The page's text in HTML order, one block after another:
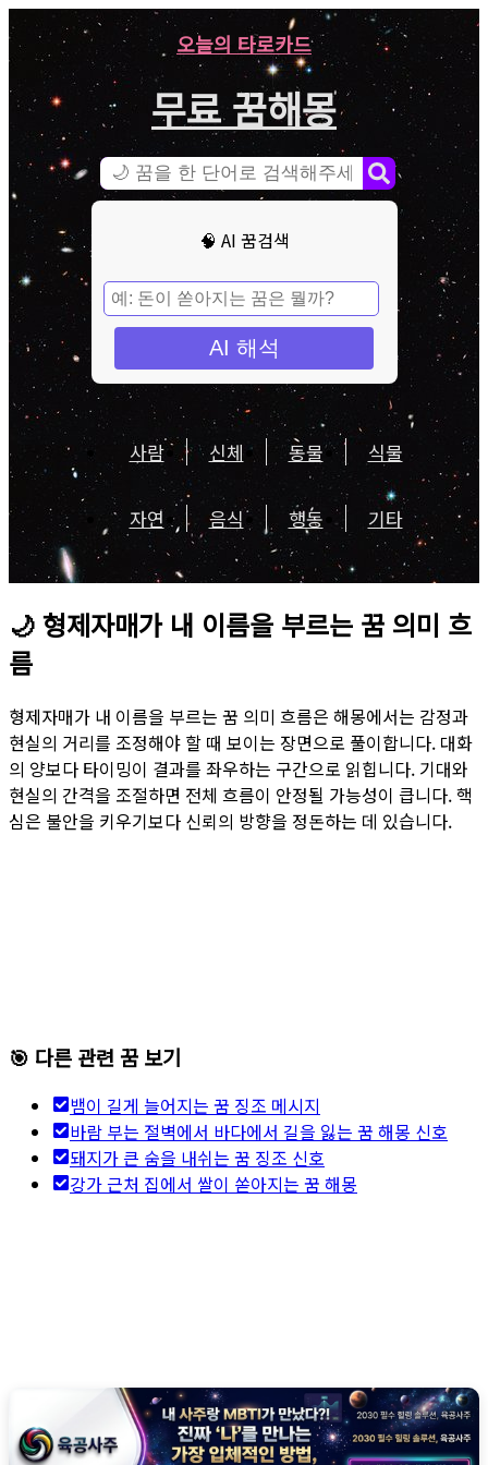
오늘의 타로카드
무료 꿈해몽
🧠 AI 꿈검색
AI 해석
사람 신체 동물 식물
자연 음식 행동 기타
🌙 형제자매가 내 이름을 부르는 꿈 의미 흐
름
형제자매가 내 이름을 부르는 꿈 의미 흐름은 해몽에서는 감정과
현실의 거리를 조정해야 할 때 보이는 장면으로 풀이합니다. 대화
의 양보다 타이밍이 결과를 좌우하는 구간으로 읽힙니다. 기대와
현실의 간격을 조절하면 전체 흐름이 안정될 가능성이 큽니다. 핵
심은 불안을 키우기보다 신뢰의 방향을 정돈하는 데 있습니다.
🎯 다른 관련 꿈 보기
뱀이 길게 늘어지는 꿈 징조 메시지
바람 부는 절벽에서 바다에서 길을 잃는 꿈 해몽 신호
돼지가 큰 숨을 내쉬는 꿈 징조 신호
강가 근처 집에서 쌀이 쏟아지는 꿈 해몽